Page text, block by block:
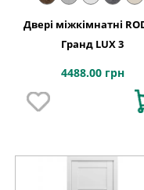
Двері міжкімнатні
Гранд LUX 3
4488.00 грн